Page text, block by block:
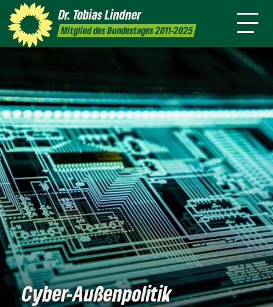
Dr. TobiasLindner
Mitglied des Bundestages 2011-2025
Leichte
Sprache
Presse Kontakt
Amt
Cyber-Außenpolitik